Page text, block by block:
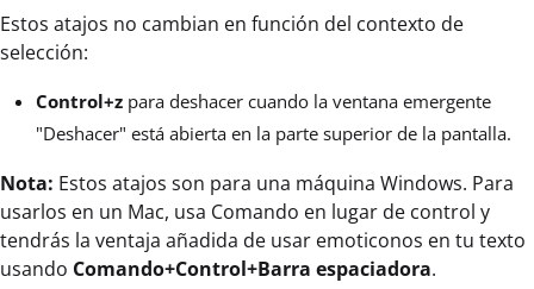
Estos atajos no cambian en función del contexto de
selección:
Control+z para deshacer cuando la ventana emergente
"Deshacer" está abierta en la parte superior de la pantalla.
Nota: Estos atajos son para una máquina Windows. Para
usarlos en un Mac, usa Comando en lugar de control y
tendrás la ventaja añadida de usar emoticonos en tu texto
usando Comando+Control+Barra espaciadora.